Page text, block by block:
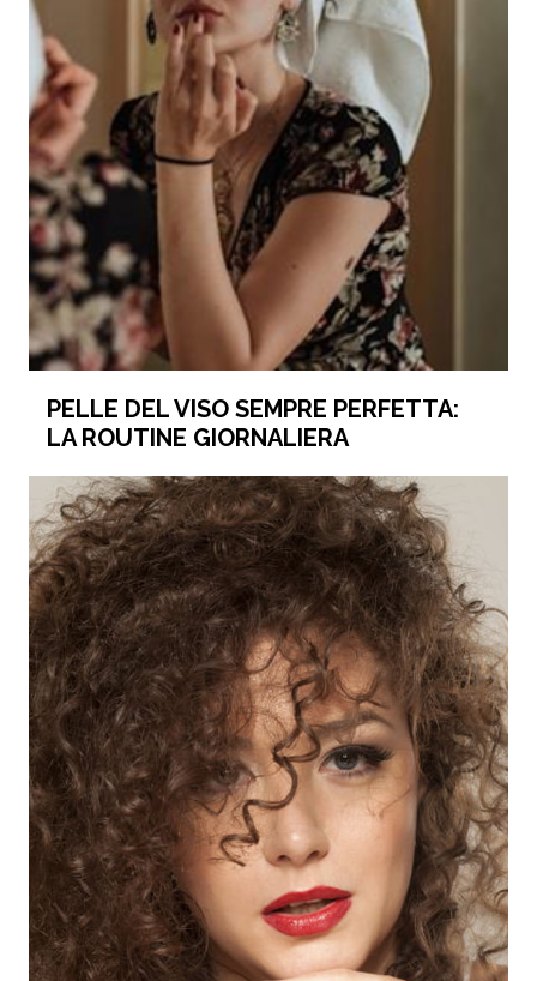
PELLE DEL VISO SEMPRE PERFETTA:
LA ROUTINE GIORNALIERA